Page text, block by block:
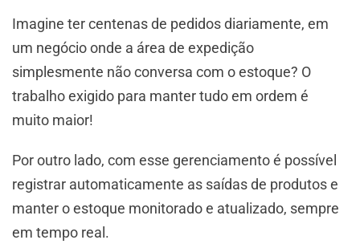
Imagine ter centenas de pedidos diariamente, em
um negócio onde a área de expedição
simplesmente não conversa com o estoque? O
trabalho exigido para manter tudo em ordem é
muito maior!
Por outro lado, com esse gerenciamento é possível
registrar automaticamente as saídas de produtos e
manter o estoque monitorado e atualizado, sempre
em tempo real.